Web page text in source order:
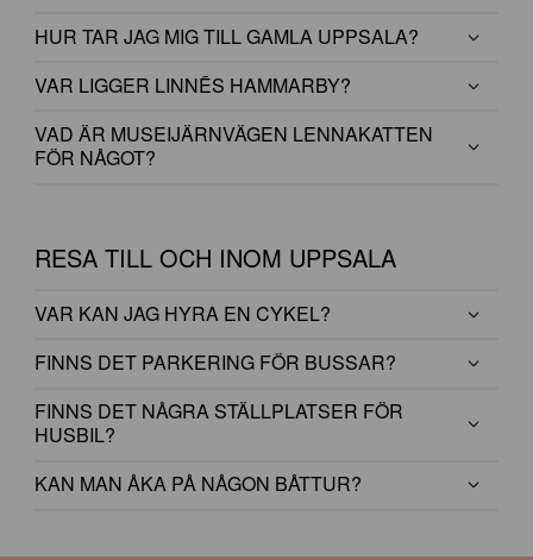
HUR TAR JAG MIG TILL GAMLA UPPSALA?
VAR LIGGER LINNÉS HAMMARBY?
VAD ÄR MUSEIJÄRNVÄGEN LENNAKATTEN
FÖR NÅGOT?
RESA TILL OCH INOM UPPSALA
VAR KAN JAG HYRA EN CYKEL?
FINNS DET PARKERING FÖR BUSSAR?
FINNS DET NÅGRA STÄLLPLATSER FÖR
HUSBIL?
KAN MAN ÅKA PÅ NÅGON BÅTTUR?